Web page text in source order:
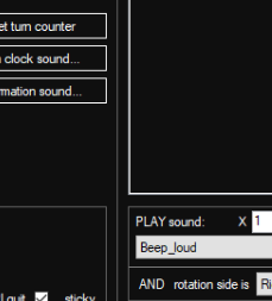
with minimal CPU usage and doesn't
a setting/control.
"?" in the upper right corner of the